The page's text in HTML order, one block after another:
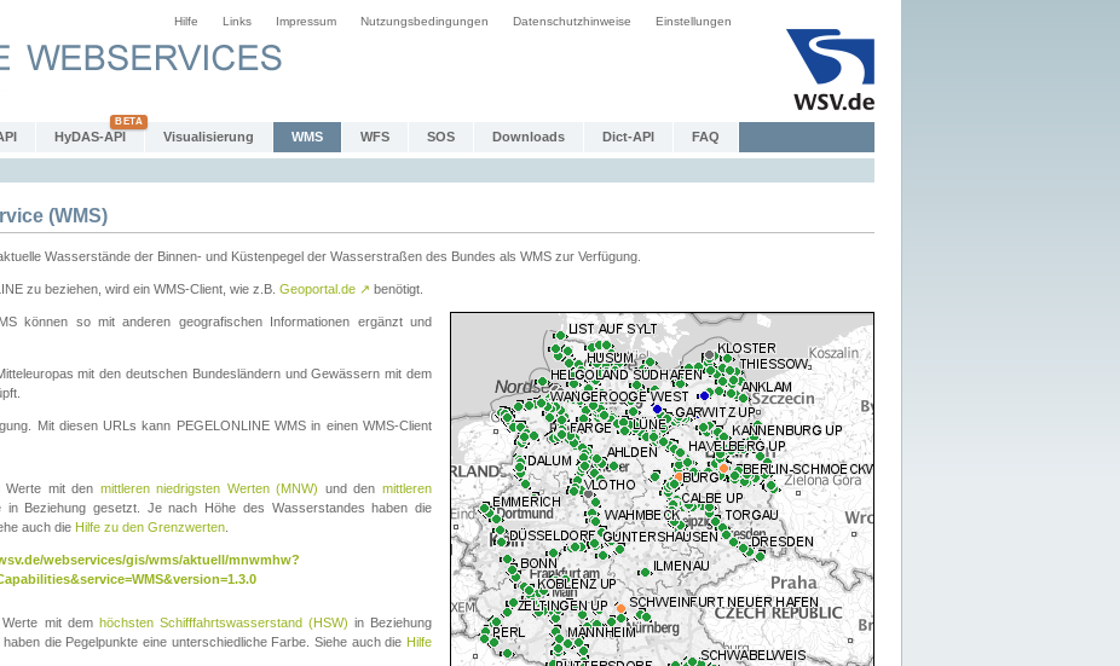
Hilfe Links Impressum Nutzungsbedingungen Datenschutzhinweise Einstellungen
HyDAS-API Visualisierung WMS WFS SOS Downloads Dict-API FAQ
(WMS)
Wasserstände der Binnen- und Küstenpegel der Wasserstraßen des Bundes als WMS zur Verfügung.
zu beziehen, wird ein WMS-Client, wie z.B. Geoportal.de ↗ benötigt.
können so mit anderen geografischen Informationen ergänzt und
mit den deutschen Bundesländern und Gewässern mit dem
Mit diesen URLs kann PEGELONLINE WMS in einen WMS-Client
Werte mit den mittleren niedrigsten Werten (MNW) und denmittleren
in Beziehung gesetzt. Je nach Höhe des Wasserstandes haben die
auch die Hilfe zu den Grenzwerten
webservices/gis/wms/aktuell/mnwmhw?
mit dem höchsten Schifffahrtswasserstand (HSW) in Beziehung
die Pegelpunkte eine unterschiedliche Farbe. Siehe auch die Hilfe